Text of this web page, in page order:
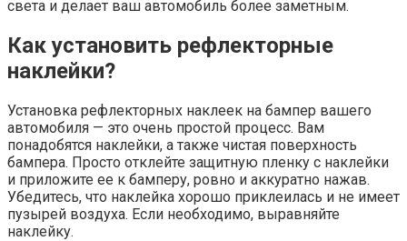
света и делает ваш автомобиль более заметным.
Как установить рефлекторные
наклейки?
Установка рефлекторных наклеек на бампер вашего
автомобиля — это очень простой процесс. Вам
понадобятся наклейки, а также чистая поверхность
бампера. Просто отклейте защитную пленку с наклейки
и приложите ее к бамперу, ровно и аккуратно нажав.
Убедитесь, что наклейка хорошо приклеилась и не имеет
пузырей воздуха. Если необходимо, выравняйте
наклейку.